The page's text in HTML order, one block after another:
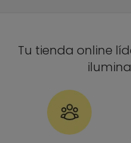
Tu tienda online